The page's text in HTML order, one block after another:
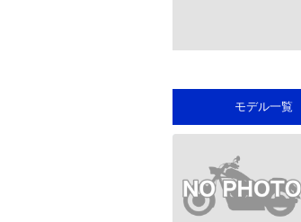
モデル一覧